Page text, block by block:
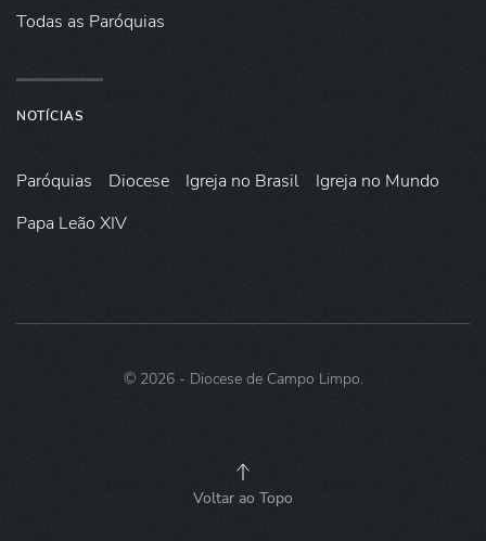
Todas as Paróquias
NOTÍCIAS
Paróquias Diocese Igreja no Brasil
Igreja no Mundo
Papa Leão XIV
© 2026- Diocese de Campo Limpo.
Voltar ao Topo